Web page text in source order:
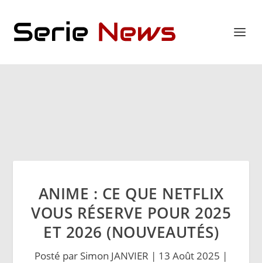
ANIME : CE QUE NETFLIX
VOUS RÉSERVE POUR 2025
ET 2026 (NOUVEAUTÉS)
Posté par Simon JANVIER | 13 Août 2025 |